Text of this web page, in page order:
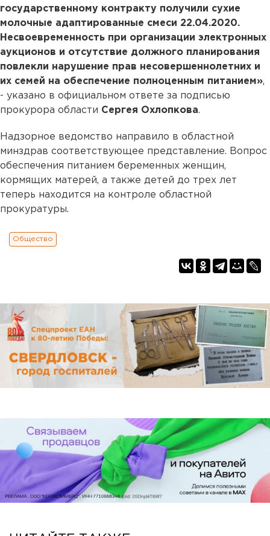
государственному контракту получили сухие
молочные адаптированные смеси 22.04.2020.
Несвоевременность при организации электронных
аукционов и отсутствие должного планирования
повлекли нарушение прав несовершеннолетних и
их семей на обеспечение полноценным питанием»,
- указано в официальном ответе за подписью
прокурора области Сергея Охлопкова.
Надзорное ведомство направило в областной
минздрав соответствующее представление. Вопрос
обеспечения питанием беременных женщин,
кормящих матерей, а также детей до трех лет
теперь находится на контроле областной
прокуратуры.
Общество